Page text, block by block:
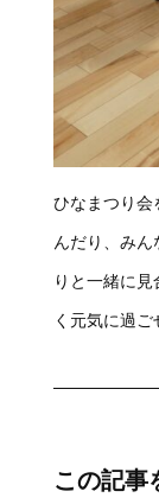
ひなまつり会
んだり、み
りと一緒に
く元気に過
この記事